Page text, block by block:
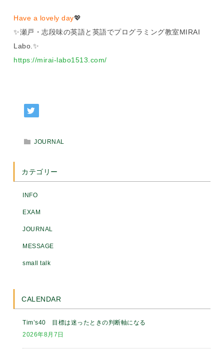
Have a lovely day💖
✨瀬戸・志段味の英語と英語でプログラミング教室MIRAI
Labo.✨
https://mirai-labo1513.com/
JOURNAL
カテゴリー
INFO
EXAM
JOURNAL
MESSAGE
small talk
CALENDAR
Tim’s40 目標は迷ったときの判断軸になる
2026年8月7日